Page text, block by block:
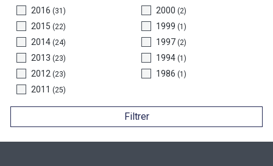
2016 (31)
2015 (22)
2014 (24)
2013 (23)
2012 (23)
2011 (25)
2000 (2)
1999 (1)
1997 (2)
1994 (1)
1986 (1)
Filtrer